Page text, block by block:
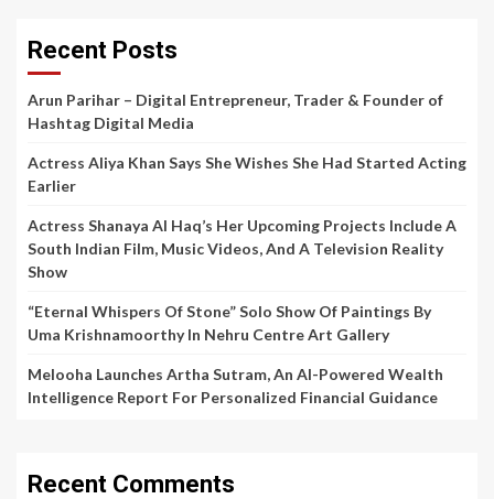
Recent Posts
Arun Parihar – Digital Entrepreneur, Trader & Founder of
Hashtag Digital Media
Actress Aliya Khan Says She Wishes She Had Started Acting
Earlier
Actress Shanaya Al Haq’s Her Upcoming Projects Include A
South Indian Film, Music Videos, And A Television Reality
Show
“Eternal Whispers Of Stone” Solo Show Of Paintings By
Uma Krishnamoorthy In Nehru Centre Art Gallery
Melooha Launches Artha Sutram, An AI-Powered Wealth
Intelligence Report For Personalized Financial Guidance
Recent Comments